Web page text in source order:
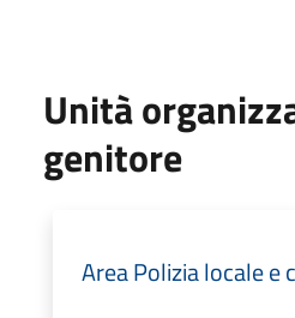
Unità
genitore
Area Polizia locale e